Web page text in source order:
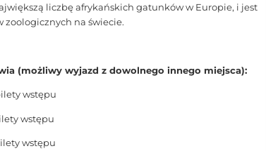
liczbę afrykańskich gatunków w Europie, i jest
na świecie.
(możliwy wyjazd z dowolnego innego miejsca):
wstępu
wstępu
wstępu